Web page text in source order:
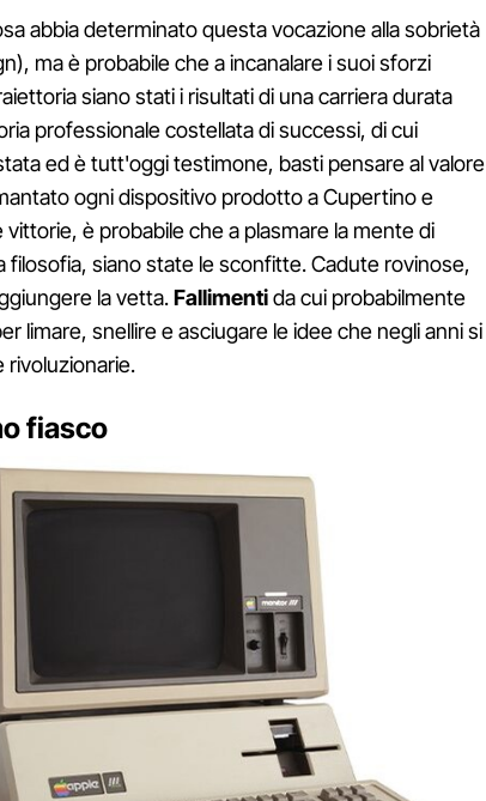
abbia determinato questa vocazione alla sobrietà
ma è probabile che a incanalare i suoi sforzi
siano stati i risultati di una carriera durata
professionale costellata di successi, di cui
ed è tutt'oggi testimone, basti pensare al valore
ogni dispositivo prodotto a Cupertino e
vittorie, è probabile che a plasmare la mente di
filosofia, siano state le sconfitte. Cadute rovinose,
la vetta.Fallimentida cui probabilmente
limare, snellire e asciugare le idee che negli anni si
fiasco